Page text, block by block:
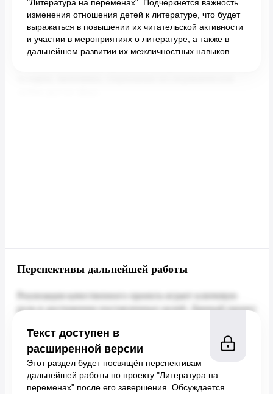
"Литература на переменах". Подчеркнется важность
изменения отношения детей к литературе, что будет
выражаться в повышении их читательской активности
и участии в мероприятиях о литературе, а также в
дальнейшем развитии их межличностных навыков.
Перспективы дальнейшей работы
Текст доступен в
расширенной версии
Этот раздел будет посвящён перспективам
дальнейшей работы по проекту "Литература на
переменах" после его завершения. Обсуждается